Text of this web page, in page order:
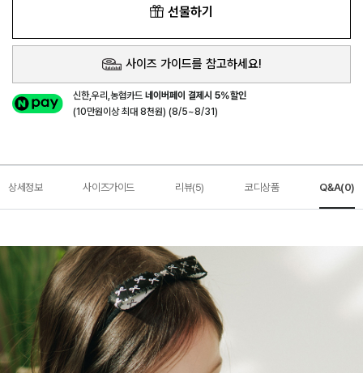
선물하기
사이즈 가이드를 참고하세요!
신한,우리,농협카드네이버페이 결제시 5%할인
(10만원이상 최대 8천원) (8/5~8/31)
상세정보 사이즈가이드 리뷰(5) 코디상품 Q&A(0)